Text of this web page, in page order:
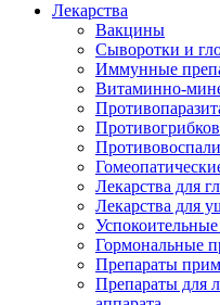
Лекарства
Вакцины
Сыворотки и
Иммунные
Витаминно-
Лекарства для
Лекарства для
Успокоительные
Гормональные
Препараты
Препараты для